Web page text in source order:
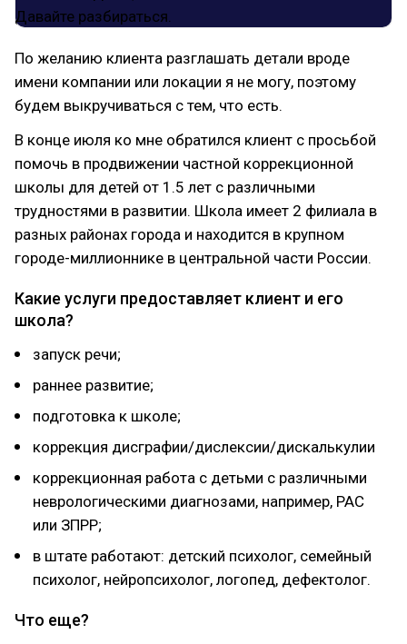
По желанию клиента разглашать детали вроде
имени компании или локации я не могу, поэтому
будем выкручиваться с тем, что есть.
В конце июля ко мне обратился клиент с просьбой
помочь в продвижении частной коррекционной
школы для детей от 1.5 лет с различными
трудностями в развитии. Школа имеет 2 филиала в
разных районах города и находится в крупном
городе-миллионнике в центральной части России.
Какие услуги предоставляет клиент и его
школа?
запуск речи;
раннее развитие;
подготовка к школе;
коррекция дисграфии/дислексии/дискалькулии
коррекционная работа с детьми с различными
неврологическими диагнозами, например, РАС
или ЗПРР;
в штате работают: детский психолог, семейный
психолог, нейропсихолог, логопед, дефектолог.
Что еще?